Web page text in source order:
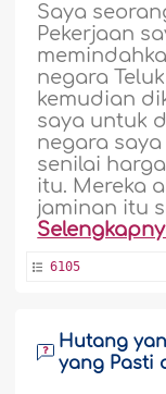
Saya
Pekerjaan
negara
kemudian
saya untuk
negara
senilai
itu. Mereka
jaminan itu
6105
Hutang
yang Pasti